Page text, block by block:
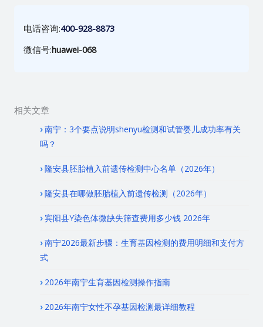
电话咨询:400-928-8873
微信号:huawei-068
相关文章
南宁：3个要点说明shenyu检测和试管婴儿成功率有关
吗？
隆安县胚胎植入前遗传检测中心名单（2026年）
隆安县在哪做胚胎植入前遗传检测（2026年）
宾阳县Y染色体微缺失筛查费用多少钱 2026年
南宁2026最新步骤：生育基因检测的费用明细和支付方
式
2026年南宁生育基因检测操作指南
2026年南宁女性不孕基因检测最详细教程